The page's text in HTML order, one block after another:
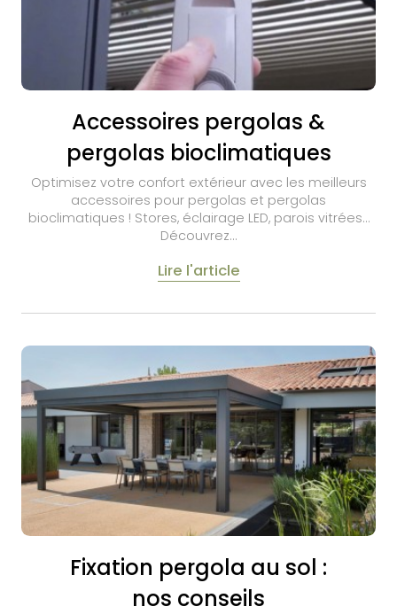
Accessoires pergolas &
pergolas bioclimatiques
Optimisez votre confort extérieur avec les meilleurs
accessoires pour pergolas et pergolas
bioclimatiques ! Stores, éclairage LED, parois vitrées…
Découvrez…
Lire l'article
Fixation pergola au sol :
nos conseils